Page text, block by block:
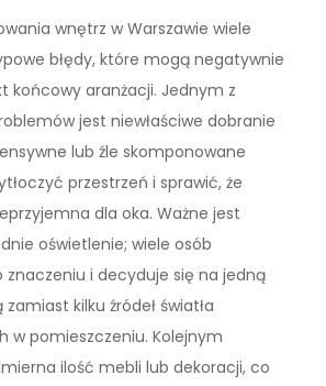
wnętrz w Warszawie wiele
błędy, które mogą negatywnie
końcowy aranżacji. Jednym z
jest niewłaściwe dobranie
lub źle skomponowane
przestrzeń i sprawić, że
dla oka. Ważne jest
oświetlenie; wiele osób
znaczeniu i decyduje się na jedną
kilku źródeł światła
w pomieszczeniu. Kolejnym
ilość mebli lub dekoracji, co